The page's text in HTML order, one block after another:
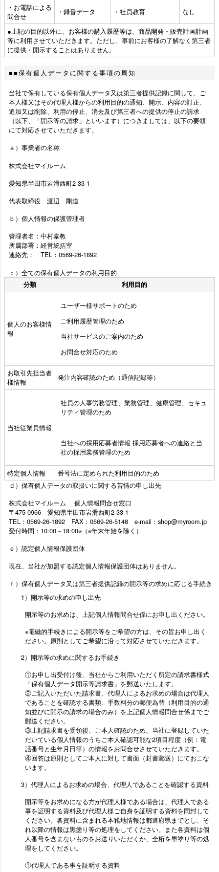
・お電話による
問合せ
・録音データ ・社員教育 なし
●上記の目的以外に、お客様の購入履歴等は、商品開発・販売計画計画
等に利用させていただきます。ただし、事前にお客様の了解なく第三者
に提供・開示することはありません。
■保有個人データに関する事項の周知
当社で保有している保有個人データ又は第三者提供記録に関して、ご
本人様又はその代理人様からの利用目的の通知、開示、内容の訂正、
追加又は削除、利用の停止、消去及び第三者への提供の停止の請求
（以下、「開示等の請求」といいます）につきましては、以下の要領
にて対応させていただきます。
ａ）事業者の名称
株式会社マイルーム
愛知県半田市岩滑西町2-33-1
代表取締役 渡辺 剛道
ｂ）個人情報の保護管理者
管理者名：中村泰教
所属部署：経営統括室
連絡先： TEL：0569-26-1892
ｃ）全ての保有個人データの利用目的
分類 利用目的
個人のお客様情
報
ユーザー様サポートのため
ご利用履歴管理のため
当社サービスのご案内のため
お問合せ対応のため
お取引先担当者
様情報
発注内容確認のため（通信記録等）
当社従業員情報
社員の人事労務管理、業務管理、健康管理、セキュ
リティ管理のため
当社への採用応募者情報 採用応募者への連絡と当
社の採用業務管理のため
特定個人情報
番号法に定められた利用目的のため
ｄ）保有個人データの取扱いに関する苦情の申し出先
株式会社マイルーム 個人情報問合せ窓口
〒475-0966 愛知県半田市岩滑西町2-33-1
TEL：0569-26-1892 FAX：0569-26-5148 e-mail：shop@myroom.jp
受付時間：10:00～18:00※（※年末年始を除く）
ｅ）認定個人情報保護団体
現在、当社が加盟する認定個人情報保護団体はありません。
ｆ）保有個人データ又は第三者提供記録の開示等の求めに応じる手続き
1）開示等の求めの申し出先
開示等のお求めは、上記個人情報問合せ係にお申し出ください。
※電磁的手続きによる開示等をご希望の方は、その旨お申し出く
ださい。原則としてご希望に沿って対応させていただきます。
2）開示等の求めに関するお手続き
①お申し出受付け後、当社からご利用いただく所定の請求書様式
「保有個人データ開示等請求書」を郵送いたします。
②ご記入いただいた請求書、代理人によるお求めの場合は代理人
であることを確認する書類、手数料分の郵便為替（利用目的の通
知並びに開示の請求の場合のみ）を上記個人情報問合せ係までご
郵送ください。
③上記請求書を受領後、ご本人確認のため、当社に登録していた
だいている個人情報のうちご本人確認可能な2項目程度（例：電
話番号と生年月日等）の情報をお問合せさせていただきます。
④回答は原則としてご本人に対して書面（封書郵送）にておこな
います。
3）代理人によるお求めの場合、代理人であることを確認する資料
開示等をお求めになる方が代理人様である場合は、代理人である
事を証明する資料及び代理人様ご自身を証明する資料を同封して
ください。各資料に含まれる本籍地情報は都道府県までとし、そ
れ以降の情報は黒塗り等の処理をしてください。また各資料は個
人番号を含まないものをお送りいただくか、全桁を墨塗り等の処
理をしてください。
①代理人である事を証明する資料